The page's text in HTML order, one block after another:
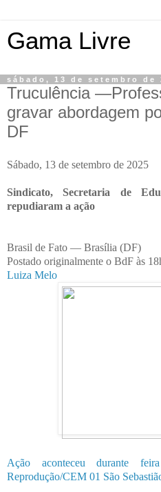
Gama Livre
sábado, 13 de setembro de
Truculência
gravar abordagem
DF
Sábado, 13 de setembro de 2025
Sindicato, Secretaria de
repudiaram a ação
Brasil de Fato — Brasília (DF)
Postado originalmente o BdF às
Luiza Melo
Ação aconteceu durante
Reprodução/CEM 01 São